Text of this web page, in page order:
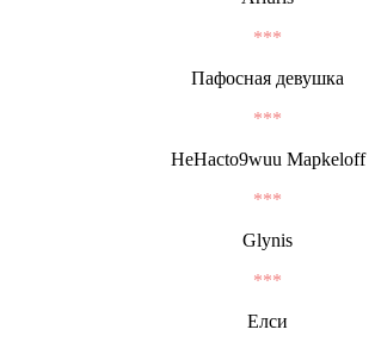
***
Пафосная девушка
***
HeHacto9wuu Mapkeloff
***
Glynis
***
Елси